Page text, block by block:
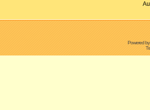
Powered by